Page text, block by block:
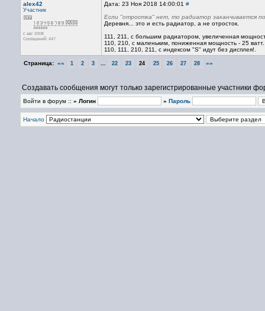
alex42
Участник
с авг 2008
Сообщений: 447
Дата: 23 Ноя 2018 14:00:01 #
Если "отростка" нет, то радиатор заканчивается
Деревня... это и есть радиатор, а не отросток.
111, 211, с большим радиатором, увеличенная
110, 210, с маленьким, пониженная мощность - 25 ватт.
110, 111, 210, 211, с индексом "S" идут без дисплея!.
Страница: «« 1 2 3 22 23 24 25 26 27 28 »»
Создавать сообщения могут только зарегистрированные участники
Войти в форум :: » Логин » Пароль
Начало